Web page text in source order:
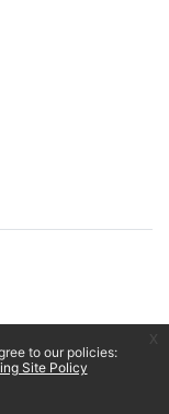
to our policies:
Site Policy